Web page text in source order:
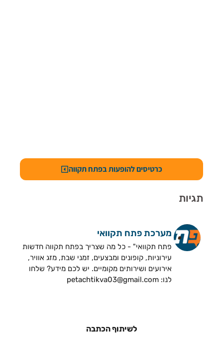
כרטיסים להופעות בפתח תקווה
תגיות
מערכת פתח תקוואי
פתח תקוואי" - כל מה שצריך בפתח תקווה חדשות
עירוניות, קופונים ומבצעים, זמני שבת, מזג אוויר,
אירועים ושירותים מקומיים. יש לכם מידע? שלחו
לנו: petachtikva03@gmail.com
לשיתוף הכתבה